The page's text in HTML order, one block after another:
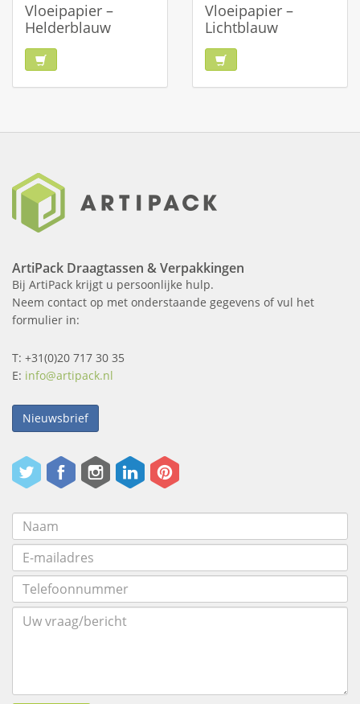
Vloeipapier –
Helderblauw
Vloeipapier –
Lichtblauw
ArtiPack Draagtassen & Verpakkingen
Bij ArtiPack krijgt u persoonlijke hulp.
Neem contact op met onderstaande gegevens of vul het
formulier in:
T: +31(0)20 717 30 35
E: info@artipack.nl
Nieuwsbrief